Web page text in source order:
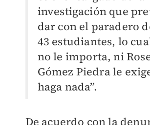
investigación que
dar con el paradero
43 estudiantes, lo
no le importa, ni
Gómez Piedra le
haga nada”.
De acuerdo con la